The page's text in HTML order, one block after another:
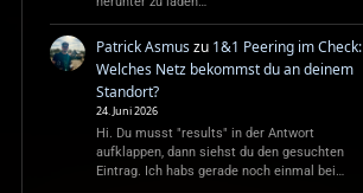
Patrick Asmuszu 1&1 Peering im Check:
Welches Netz bekommst du an deinem
Standort?
24. Juni 2026
Hi. Du musst "results" in der Antwort
aufklappen, dann siehst du den gesuchten
Eintrag. Ich habs gerade noch einmal bei…